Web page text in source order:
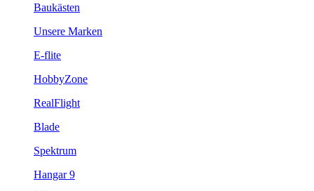
Baukästen
Unsere Marken
E-flite
HobbyZone
RealFlight
Blade
Spektrum
Hangar 9